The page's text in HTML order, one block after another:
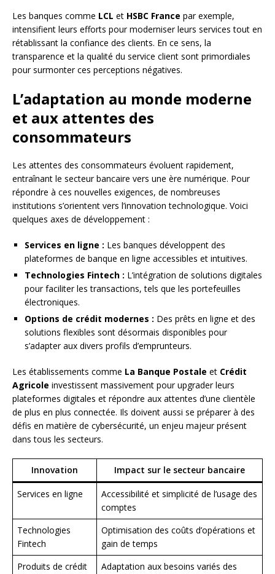
Les banques comme LCL et HSBC France par exemple,
intensifient leurs efforts pour moderniser leurs services tout en
rétablissant la confiance des clients. En ce sens, la
transparence et la qualité du service client sont primordiales
pour surmonter ces perceptions négatives.
L’adaptation au monde moderne
et aux attentes des
consommateurs
Les attentes des consommateurs évoluent rapidement,
entraînant le secteur bancaire vers une ère numérique. Pour
répondre à ces nouvelles exigences, de nombreuses
institutions s’orientent vers l’innovation technologique. Voici
quelques axes de développement :
Services en ligne : Les banques développent des
plateformes de banque en ligne accessibles et intuitives.
Technologies Fintech : L’intégration de solutions digitales
pour faciliter les transactions, tels que les portefeuilles
électroniques.
Options de crédit modernes : Des prêts en ligne et des
solutions flexibles sont désormais disponibles pour
s’adapter aux divers profils d’emprunteurs.
Les établissements comme La Banque Postale et Crédit
Agricole investissent massivement pour upgrader leurs
plateformes digitales et répondre aux attentes d’une clientèle
de plus en plus connectée. Ils doivent aussi se préparer à des
défis en matière de cybersécurité, un enjeu majeur présent
dans tous les secteurs.
Innovation Impact sur le secteur bancaire
Services en ligne
Accessibilité et simplicité de l’usage des
comptes
Technologies
Fintech
Optimisation des coûts d’opérations et
gain de temps
Produits de crédit
Adaptation aux besoins variés des